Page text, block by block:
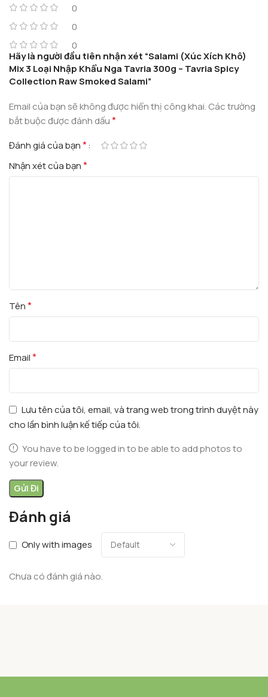
0
0
0
Đánh giá
Only with images
Chưa có đánh giá nào.
Hãy là người đầu tiên nhận xét “Salami (Xúc Xích Khô)
Mix 3 Loại Nhập Khẩu Nga Tavria 300g – Tavria Spicy
Collection Raw Smoked Salami”
Email của bạn sẽ không được hiển thị công khai. Các trường
bắt buộc được đánh dấu*
Đánh giá của bạn*
Nhận xét của bạn*
Tên*
Email*
Lưu tên của tôi, email, và trang web trong trình duyệt này
cho lần bình luận kế tiếp của tôi.
You have to be logged in to be able to add photos to
your review.